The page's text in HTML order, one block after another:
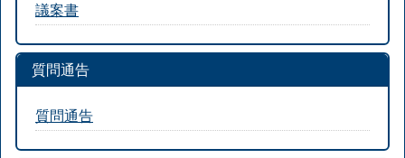
議案書
質問通告
質問通告